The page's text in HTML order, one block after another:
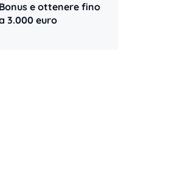
Bonus e ottenere fino
3.000 euro